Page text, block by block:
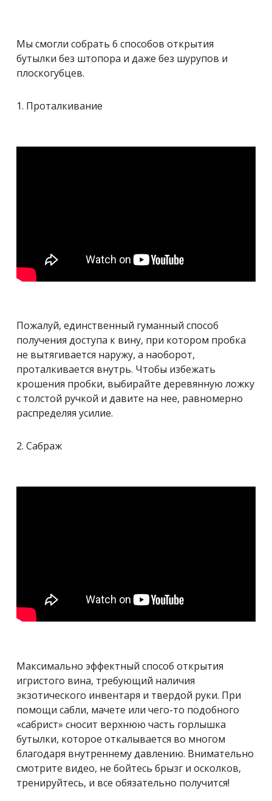
Мы смогли собрать 6 способов открытия
бутылки без штопора и даже без шурупов и
плоскогубцев.
1. Проталкивание
Пожалуй, единственный гуманный способ
получения доступа к вину, при котором пробка
не вытягивается наружу, а наоборот,
проталкивается внутрь. Чтобы избежать
крошения пробки, выбирайте деревянную ложку
с толстой ручкой и давите на нее, равномерно
распределяя усилие.
2. Сабраж
Максимально эффектный способ открытия
игристого вина, требующий наличия
экзотического инвентаря и твердой руки. При
помощи сабли, мачете или чего-то подобного
«сабрист» сносит верхнюю часть горлышка
бутылки, которое откалывается во многом
благодаря внутреннему давлению. Внимательно
смотрите видео, не бойтесь брызг и осколков,
тренируйтесь, и все обязательно получится!